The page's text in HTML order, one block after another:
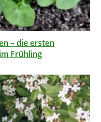
– die ersten
Frühling